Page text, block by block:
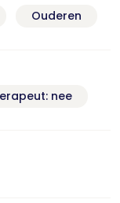
Ouderen
nee